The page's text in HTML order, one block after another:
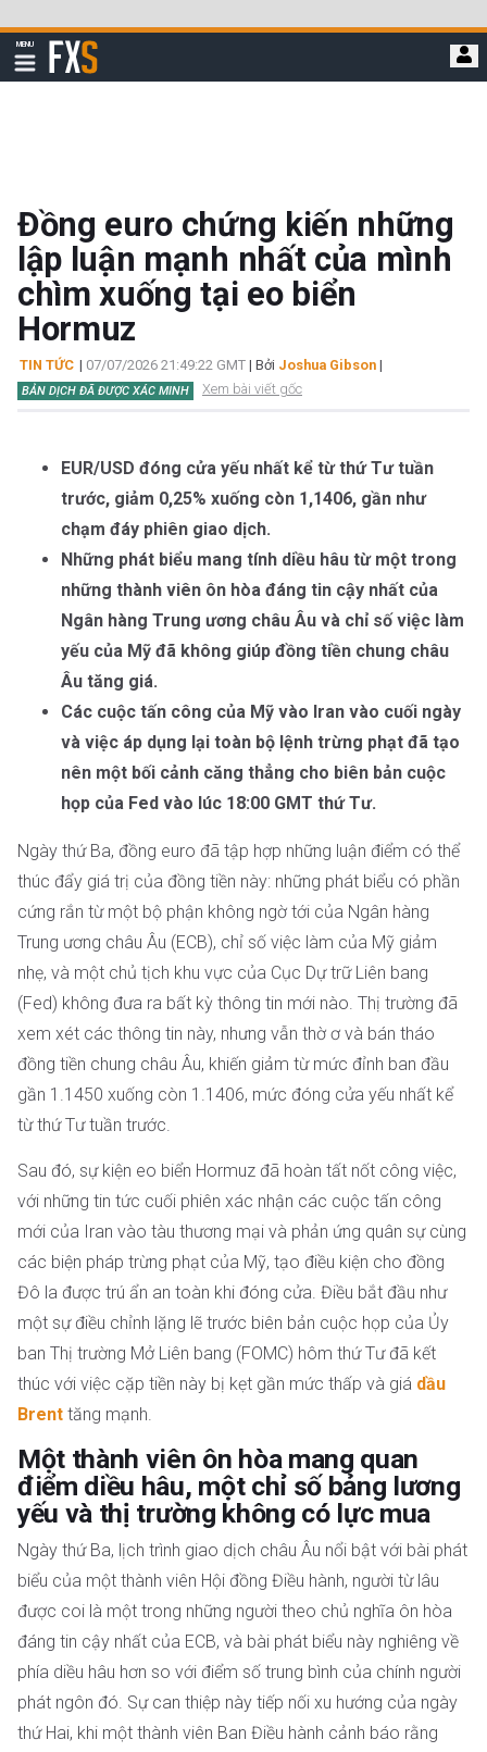
qua
đi
MENU
Hiển
thị
FXStreet
Đồng euro chứng kiến những
lập luận mạnh nhất của mình
chìm xuống tại eo biển
Hormuz
TIN TỨC | 07/07/2026 21:49:22 GMT | Bởi Joshua Gibson |
BẢN DỊCH ĐÃ ĐƯỢC XÁC MINH Xem bài viết gốc
EUR/USD đóng cửa yếu nhất kể từ thứ Tư tuần
trước, giảm 0,25% xuống còn 1,1406, gần như
chạm đáy phiên giao dịch.
Những phát biểu mang tính diều hâu từ một trong
những thành viên ôn hòa đáng tin cậy nhất của
Ngân hàng Trung ương châu Âu và chỉ số việc làm
yếu của Mỹ đã không giúp đồng tiền chung châu
Âu tăng giá.
Các cuộc tấn công của Mỹ vào Iran vào cuối ngày
và việc áp dụng lại toàn bộ lệnh trừng phạt đã tạo
nên một bối cảnh căng thẳng cho biên bản cuộc
họp của Fed vào lúc 18:00 GMT thứ Tư.
Ngày thứ Ba, đồng euro đã tập hợp những luận điểm có thể
thúc đẩy giá trị của đồng tiền này: những phát biểu có phần
cứng rắn từ một bộ phận không ngờ tới của Ngân hàng
Trung ương châu Âu (ECB), chỉ số việc làm của Mỹ giảm
nhẹ, và một chủ tịch khu vực của Cục Dự trữ Liên bang
(Fed) không đưa ra bất kỳ thông tin mới nào. Thị trường đã
xem xét các thông tin này, nhưng vẫn thờ ơ và bán tháo
đồng tiền chung châu Âu, khiến giảm từ mức đỉnh ban đầu
gần 1.1450 xuống còn 1.1406, mức đóng cửa yếu nhất kể
từ thứ Tư tuần trước.
Sau đó, sự kiện eo biển Hormuz đã hoàn tất nốt công việc,
với những tin tức cuối phiên xác nhận các cuộc tấn công
mới của Iran vào tàu thương mại và phản ứng quân sự cùng
các biện pháp trừng phạt của Mỹ, tạo điều kiện cho đồng
Đô la được trú ẩn an toàn khi đóng cửa. Điều bắt đầu như
một sự điều chỉnh lặng lẽ trước biên bản cuộc họp của Ủy
ban Thị trường Mở Liên bang (FOMC) hôm thứ Tư đã kết
thúc với việc cặp tiền này bị kẹt gần mức thấp và giá dầu
Brent tăng mạnh.
Một thành viên ôn hòa mang quan
điểm diều hâu, một chỉ số bảng lương
yếu và thị trường không có lực mua
Ngày thứ Ba, lịch trình giao dịch châu Âu nổi bật với bài phát
biểu của một thành viên Hội đồng Điều hành, người từ lâu
được coi là một trong những người theo chủ nghĩa ôn hòa
đáng tin cậy nhất của ECB, và bài phát biểu này nghiêng về
phía diều hâu hơn so với điểm số trung bình của chính người
phát ngôn đó. Sự can thiệp này tiếp nối xu hướng của ngày
thứ Hai, khi một thành viên Ban Điều hành cảnh báo rằng